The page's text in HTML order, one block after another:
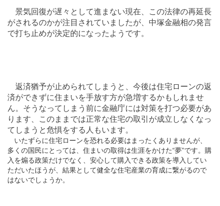
景気回復が遅々として進まない現在、この法律の再延長
がされるのかが注目されていましたが、中塚金融相の発言
で打ち止めが決定的になったようです。
返済猶予が止められてしまうと、今後は住宅ローンの返
済ができずに住まいを手放す方が急増するかもしれませ
ん。そうなってしまう前に金融庁には対策を打つ必要があ
ります、このままでは正常な住宅の取引が成立しなくなっ
てしまうと危惧をする人もいます。
いたずらに住宅ローンを恐れる必要はまったくありませんが、
多くの国民にとっては、住まいの取得は生涯をかけた“夢”です。購
入を煽る政策だけでなく、安心して購入できる政策を導入してい
ただいたほうが、結果として健全な住宅産業の育成に繋がるので
はないでしょうか。